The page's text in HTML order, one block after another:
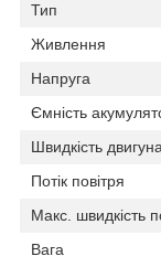
Тип
Живлення
Напруга
Ємність
Швидкість двигуна
Потік повітря
Макс. швидкість
Вага